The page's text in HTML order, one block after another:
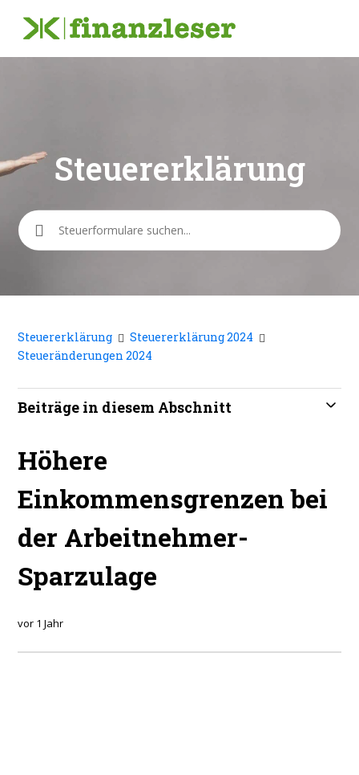
Steuererklärung
Suche
Steuererklärung
Steuererklärung 2024
Steueränderungen 2024
Beiträge in diesem Abschnitt
Höhere
Einkommensgrenzen bei
der Arbeitnehmer-
Sparzulage
vor 1 Jahr